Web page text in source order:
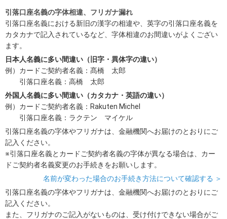
引落口座名義の字体相違、フリガナ漏れ
引落口座名義における新旧の漢字の相違や、英字の引落口座名義を
カタカナで記入されているなど、字体相違のお間違いがよくござい
ます。
日本人名義に多い間違い（旧字・異体字の違い）
例）カードご契約者名義：髙橋 太郎
引落口座名義：高橋 太郎
外国人名義に多い間違い（カタカナ・英語の違い）
例）カードご契約者名義：Rakuten Michel
引落口座名義：ラクテン マイケル
引落口座名義の字体やフリガナは、金融機関へお届けのとおりにご
記入ください。
※引落口座名義とカードご契約者名義の字体が異なる場合は、カー
ドご契約者名義変更のお手続きをお願いします。
名前が変わった場合のお手続き方法について確認する ＞
引落口座名義の字体やフリガナは、金融機関へお届けのとおりにご
記入ください。
また、フリガナのご記入がないものは、受け付けできない場合がご